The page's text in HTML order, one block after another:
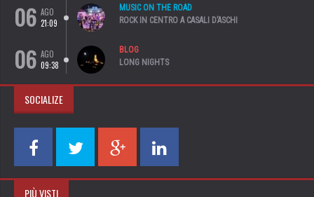
06 AGO
21:09
MUSIC ON THE ROAD
ROCK IN CENTRO A CASALI D’ASCHI
06 AGO
09:38
BLOG
LONG NIGHTS
SOCIALIZE
PIÙ VISTI